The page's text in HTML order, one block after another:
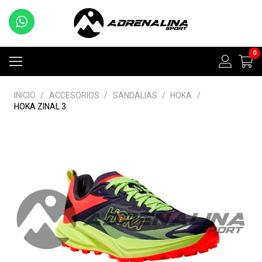
0
INICIO / ACCESORIOS / SANDALIAS / HOKA
/
HOKA ZINAL 3